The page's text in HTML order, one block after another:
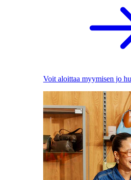
Voit aloittaa myymisen jo